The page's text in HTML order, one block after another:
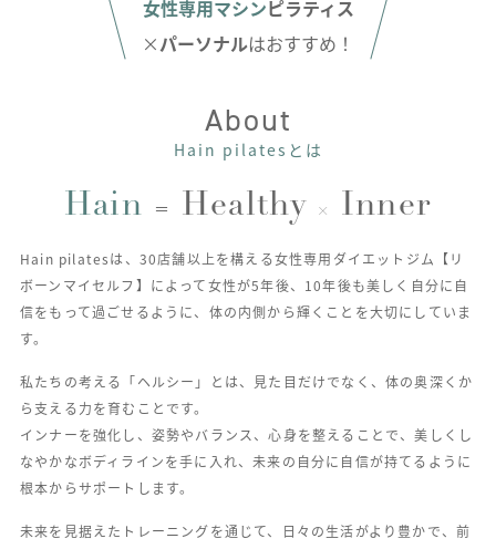
女性専用マシンピラティス
×パーソナルはおすすめ！
About
Hain pilatesとは
Hain ＝ Healthy × Inner
Hain pilatesは、30店舗以上を構える女性専用ダイエットジム【リ
ボーンマイセルフ】によって女性が5年後、10年後も美しく自分に自
信をもって過ごせるように、体の内側から輝くことを大切にしていま
す。
私たちの考える「ヘルシー」とは、見た目だけでなく、体の奥深くか
ら支える力を育むことです。
インナーを強化し、姿勢やバランス、心身を整えることで、美しくし
なやかなボディラインを手に入れ、未来の自分に自信が持てるように
根本からサポートします。
未来を見据えたトレーニングを通じて、日々の生活がより豊かで、前